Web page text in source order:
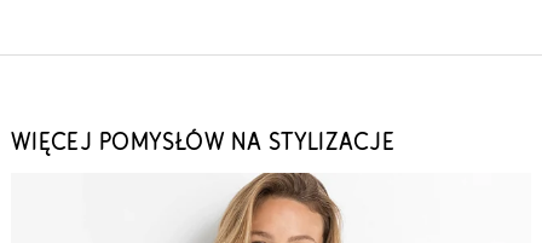
WIĘCEJ POMYSŁÓW NA STYLIZACJE